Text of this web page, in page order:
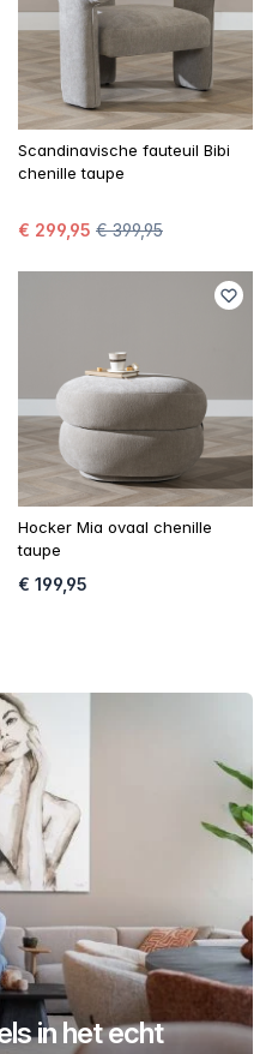
Scandinavische fauteuil Bibi
chenille taupe
€ 299,95 € 399,95
Hocker Mia ovaal chenille
taupe
€ 199,95
in het echt